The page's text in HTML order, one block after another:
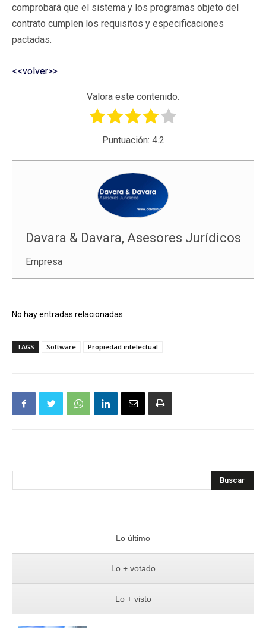
comprobará que el sistema y los programas objeto del
contrato cumplen los requisitos y especificaciones
pactadas.
<<volver>>
Valora este contenido.
Puntuación: 4.2
Davara & Davara, Asesores Jurídicos
Empresa
No hay entradas relacionadas
TAGS Software Propiedad intelectual
Buscar
Lo último
Lo + votado
Lo + visto